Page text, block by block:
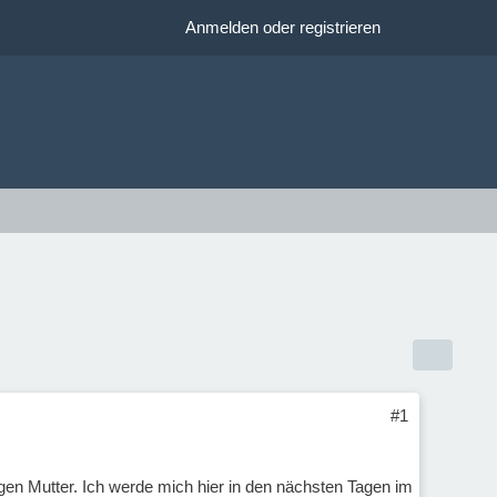
Anmelden oder registrieren
#1
Mutter. Ich werde mich hier in den nächsten Tagen im